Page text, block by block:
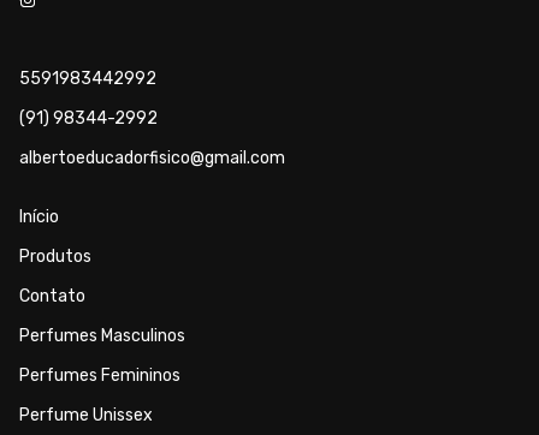
5591983442992
(91) 98344-2992
albertoeducadorfisico@gmail.com
Início
Produtos
Contato
Perfumes Masculinos
Perfumes Femininos
Perfume Unissex